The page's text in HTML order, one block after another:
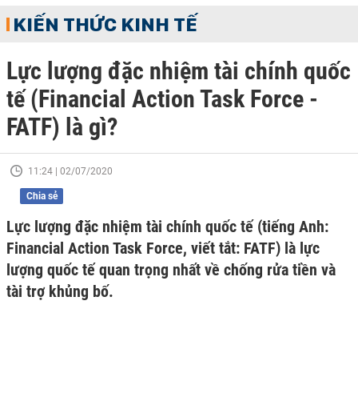
KIẾN THỨC KINH TẾ
Lực lượng đặc nhiệm tài chính quốc
tế (Financial Action Task Force -
FATF) là gì?
11:24 | 02/07/2020
Chia sẻ
Lực lượng đặc nhiệm tài chính quốc tế (tiếng Anh:
Financial Action Task Force, viết tắt: FATF) là lực
lượng quốc tế quan trọng nhất về chống rửa tiền và
tài trợ khủng bố.